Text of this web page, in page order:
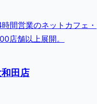
間営業のネットカフェ・
店舗以上展開。
田店